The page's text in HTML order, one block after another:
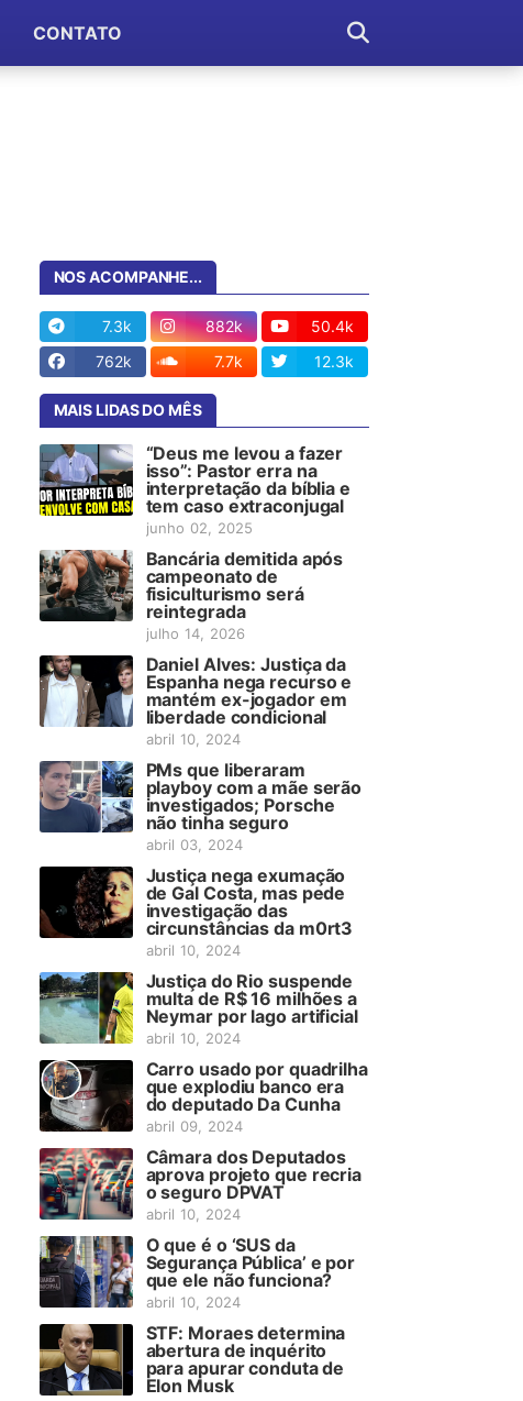
CONTATO
NOS ACOMPANHE...
7.3k 882k
50.4k
762k
7.7k 12.3k
MAIS LIDAS DO MÊS
“Deus me levou a fazer
isso”: Pastor erra na
interpretação da bíblia e
tem caso extraconjugal
junho 02, 2025
Bancária demitida após
campeonato de
fisiculturismo será
reintegrada
julho 14, 2026
Daniel Alves: Justiça da
Espanha nega recurso e
mantém ex-jogador em
liberdade condicional
abril 10, 2024
PMs que liberaram
playboy com a mãe serão
investigados; Porsche
não tinha seguro
abril 03, 2024
Justiça nega exumação
de Gal Costa, mas pede
investigação das
circunstâncias da m0rt3
abril 10, 2024
Justiça do Rio suspende
multa de R$ 16 milhões a
Neymar por lago artificial
abril 10, 2024
Carro usado por quadrilha
que explodiu banco era
do deputado Da Cunha
abril 09, 2024
Câmara dos Deputados
aprova projeto que recria
o seguro DPVAT
abril 10, 2024
O que é o ‘SUS da
Segurança Pública’ e por
que ele não funciona?
abril 10, 2024
STF: Moraes determina
abertura de inquérito
para apurar conduta de
Elon Musk